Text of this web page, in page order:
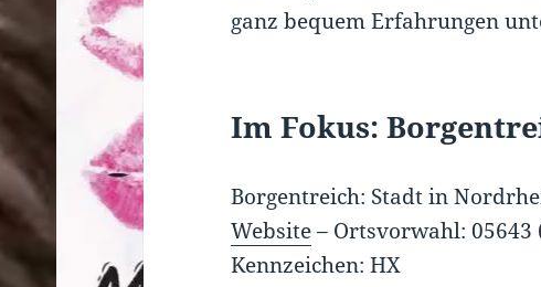
ganz bequem Erfahrungen
Im Fokus:
Borgentreich: Stadt in
Website– Ortsvorwahl: 05643
Kennzeichen: HX